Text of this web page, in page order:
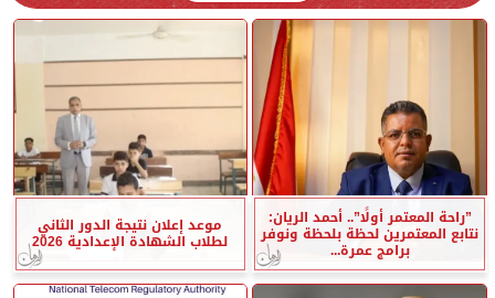
”راحة المعتمر أولًا”.. أحمد الريان:
نتابع المعتمرين لحظة بلحظة ونوفر
برامج عمرة...
موعد إعلان نتيجة الدور الثاني
لطلاب الشهادة الإعدادية 2026